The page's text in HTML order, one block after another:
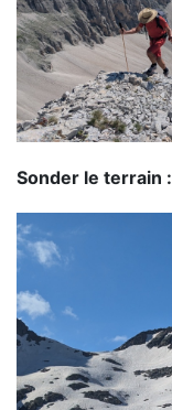
Sonder le terrain :